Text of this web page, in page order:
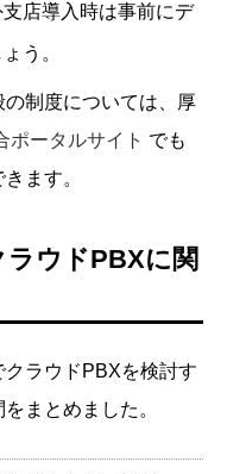
店導入時は事前にデ
う。
制度については、厚
ポータルサイト でも
ます。
ラウドPBXに関
ラウドPBXを検討す
まとめました。